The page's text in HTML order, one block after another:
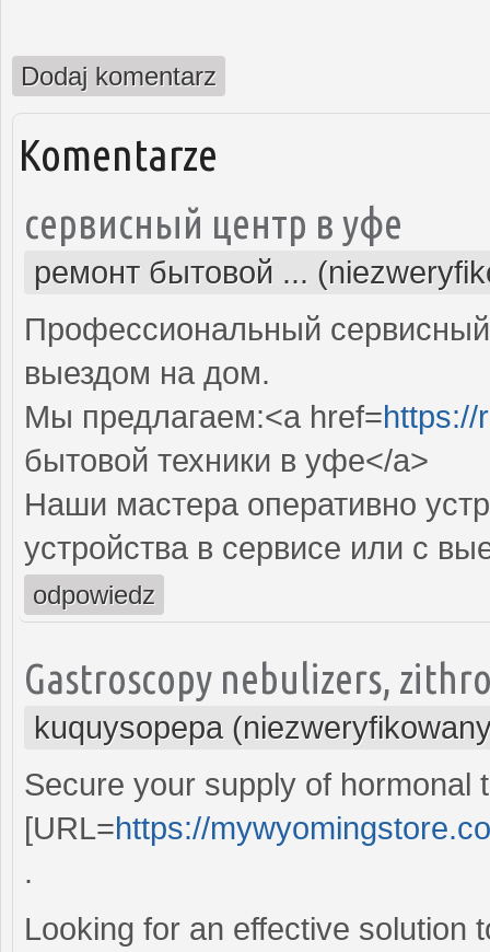
Dodaj komentarz
Komentarze
сервисный центр в уфе
ремонт бытовой ...
Профессиональный
выездом на дом.
Мы предлагаем:<a href=https://
бытовой техники в уфе</a>
Наши мастера оперативно
устройства в сервисе или с
odpowiedz
Gastroscopy nebulizers,
kuquysopepa
Secure your supply of hormonal
[URL=https://
.
Looking for an effective solution